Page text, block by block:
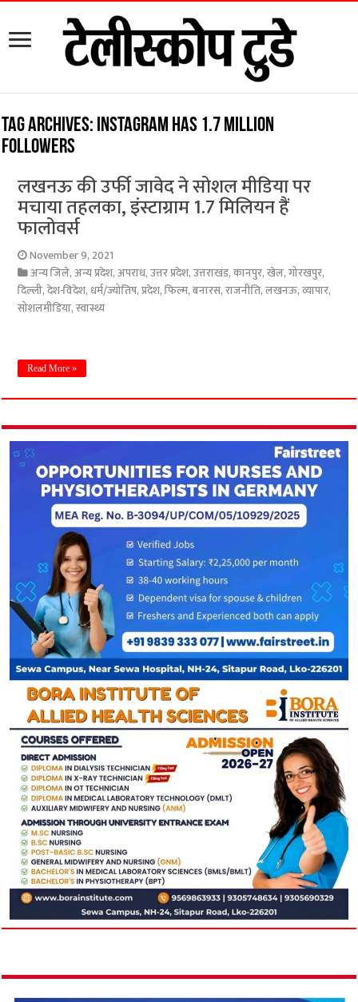
Tag Archives: Instagram has 1.7 million
followers
लखनऊ की उर्फी जावेद ने सोशल मीडिया पर
मचाया तहलका, इंस्टाग्राम 1.7 मिलियन हैं
फालोवर्स
November 9, 2021
अन्य जिले,अन्य प्रदेश,अपराध,उत्तर प्रदेश,उत्तराखंड,कानपुर,खेल,गोरखपुर,
दिल्ली,देश-विदेश, धर्म/ज्योतिष,प्रदेश,फिल्म,बनारस,राजनीति,लखनऊ,व्यापार,
सोशलमीडिया,स्वास्थ्य
Read More »